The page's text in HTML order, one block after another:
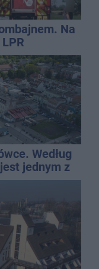
Na
Według
jednym z